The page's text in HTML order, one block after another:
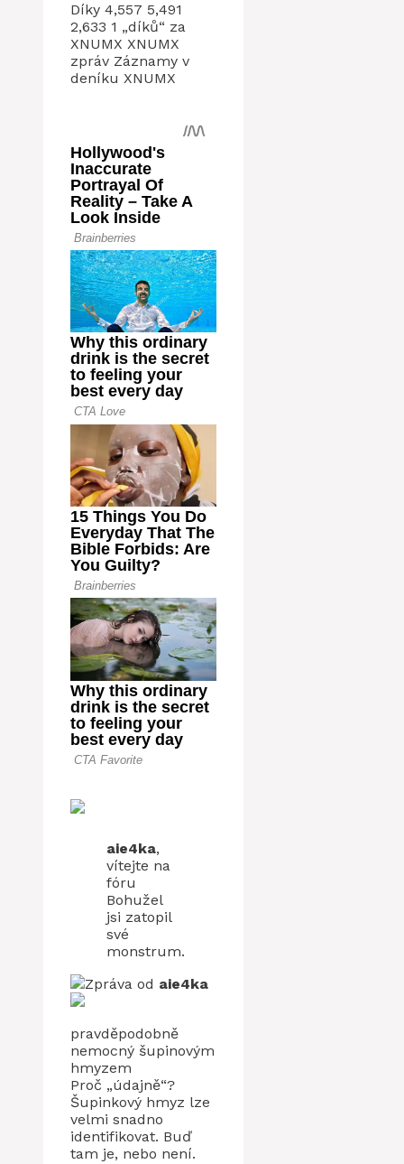
Díky 4,557 5,491
2,633 1 „díků“ za
XNUMX XNUMX
zpráv Záznamy v
deníku XNUMX
aie4ka,
vítejte na
fóru
Bohužel
jsi zatopil
své
monstrum.
Zpráva od aie4ka
pravděpodobně
nemocný šupinovým
hmyzem
Proč „údajně“?
Šupinkový hmyz lze
velmi snadno
identifikovat. Buď
tam je, nebo není.